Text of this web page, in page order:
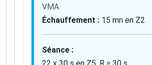
VMA
Échauffement : 15 mn en Z2
Séance :